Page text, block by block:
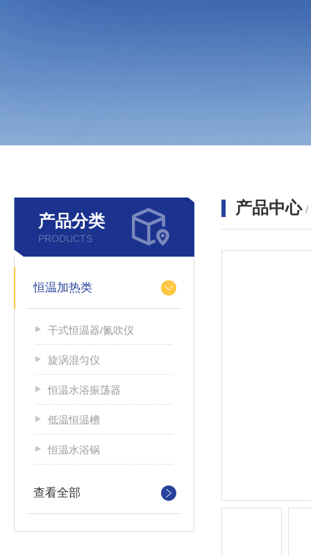
产品分类
PRODUCTS
恒温加热类
干式恒温器/氮吹仪
旋涡混匀仪
恒温水浴振荡器
低温恒温槽
恒温水浴锅
查看全部
产品中心 /